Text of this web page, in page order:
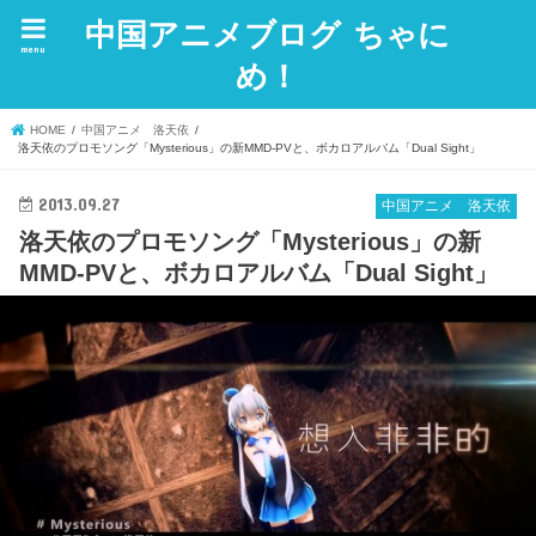
中国アニメブログ ちゃに
め！
menu
HOME
中国アニメ 洛天依
洛天依のプロモソング「Mysterious」の新MMD-PVと、ボカロアルバム「Dual Sight」
中国アニメ 洛天依
2013.09.27
洛天依のプロモソング「Mysterious」の新
MMD-PVと、ボカロアルバム「Dual Sight」